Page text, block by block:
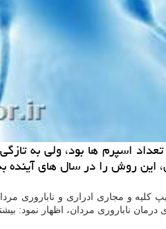
آن، این روش را در سال های
کلیه و مجاری ادراری و ناباروری
ناباروری مردان، اظهار نمود: